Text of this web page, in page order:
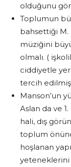
olduğunu
Toplumun
bahsettiği M.
müziğini
olmalı. (
ciddiyetle
tercih edilmiş
Manson’un
Aslan da ve
hali, dış
toplum
hoşlanan
yeteneklerini